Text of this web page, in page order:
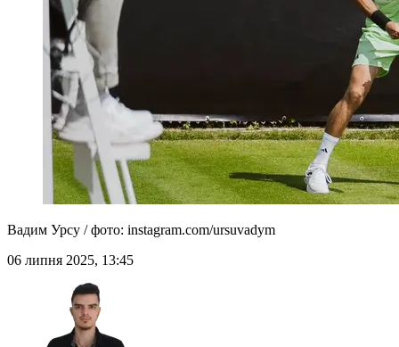
Вадим Урсу / фото: instagram.com/ursuvadym
06 липня 2025, 13:45